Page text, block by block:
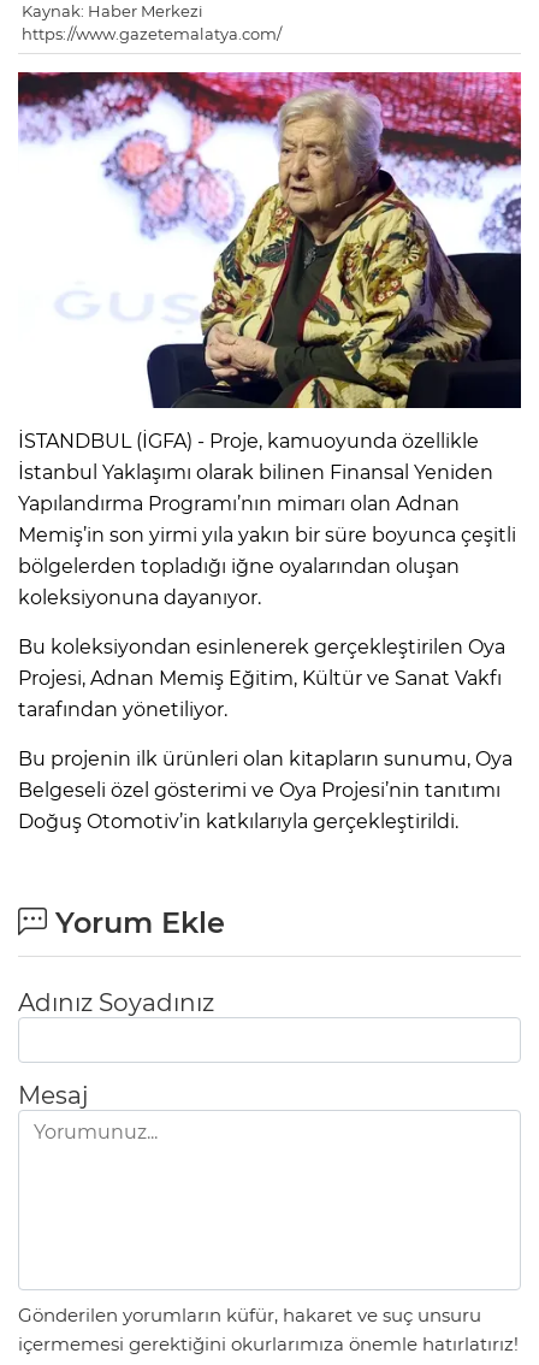
Kaynak: Haber Merkezi
https://www.gazetemalatya.com/
İSTANDBUL (İGFA) - Proje, kamuoyunda özellikle
İstanbul Yaklaşımı olarak bilinen Finansal Yeniden
Yapılandırma Programı’nın mimarı olan Adnan
Memiş’in son yirmi yıla yakın bir süre boyunca çeşitli
bölgelerden topladığı iğne oyalarından oluşan
koleksiyonuna dayanıyor.
Bu koleksiyondan esinlenerek gerçekleştirilen Oya
Projesi, Adnan Memiş Eğitim, Kültür ve Sanat Vakfı
tarafından yönetiliyor.
Bu projenin ilk ürünleri olan kitapların sunumu, Oya
Belgeseli özel gösterimi ve Oya Projesi’nin tanıtımı
Doğuş Otomotiv’in katkılarıyla gerçekleştirildi.
Yorum Ekle
Adınız Soyadınız
Mesaj
Gönderilen yorumların küfür, hakaret ve suç unsuru
içermemesi gerektiğini okurlarımıza önemle hatırlatırız!